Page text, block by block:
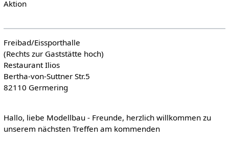
Aktion
Freibad/Eissporthalle
(Rechts zur Gaststätte hoch)
Restaurant Ilios
Bertha-von-Suttner Str.5
82110 Germering
Hallo, liebe Modellbau - Freunde, herzlich willkommen zu
unserem nächsten Treffen am kommenden